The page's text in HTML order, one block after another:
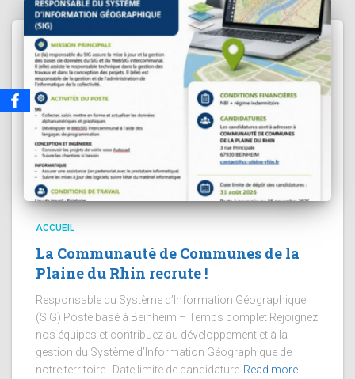
ACCUEIL
La Communauté de Communes de la
Plaine du Rhin recrute !
Responsable du Système d’Information Géographique
(SIG) Poste basé à Beinheim – Temps complet Rejoignez
nos équipes et contribuez au développement et à la
gestion du Système d’Information Géographique de
notre territoire. Date limite de candidature Read more…